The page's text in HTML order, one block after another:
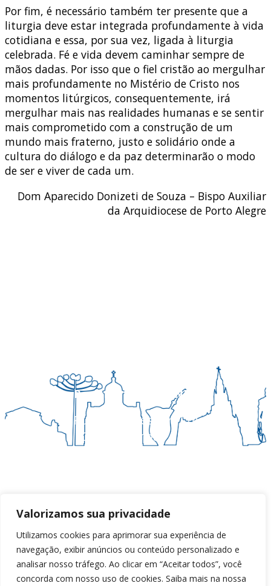
Valorizamos sua privacidade
Utilizamos cookies para aprimorar sua experiência de
navegação, exibir anúncios ou conteúdo personalizado e
analisar nosso tráfego. Ao clicar em “Aceitar todos”, você
concorda com nosso uso de cookies. Saiba mais na nossa
Por fim, é necessário também ter presente que a
liturgia deve estar integrada profundamente à vida
cotidiana e essa, por sua vez, ligada à liturgia
celebrada. Fé e vida devem caminhar sempre de
mãos dadas. Por isso que o fiel cristão ao mergulhar
mais profundamente no Mistério de Cristo nos
momentos litúrgicos, consequentemente, irá
mergulhar mais nas realidades humanas e se sentir
mais comprometido com a construção de um
mundo mais fraterno, justo e solidário onde a
cultura do diálogo e da paz determinarão o modo
de ser e viver de cada um.
Dom Aparecido Donizeti de Souza – Bispo Auxiliar
da Arquidiocese de Porto Alegre
Regional Sul 3 da CNBB
Rua Víctor Kessler, 174
Centro, Canoas – RS
Facebook Youtube Instagram
© Copyright 2025 CNBB Sul 3